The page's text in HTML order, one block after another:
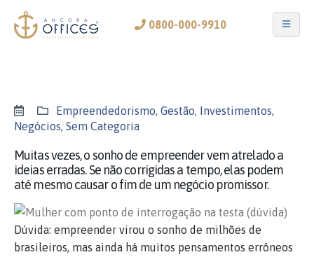
0800-000-9910
Empreendedorismo, Gestão, Investimentos,
Negócios, Sem Categoria
Muitas vezes, o sonho de empreender vem atrelado a
ideias erradas. Se não corrigidas a tempo, elas podem
até mesmo causar o fim de um negócio promissor.
Dúvida: empreender virou o sonho de milhões de
brasileiros, mas ainda há muitos pensamentos errôneos